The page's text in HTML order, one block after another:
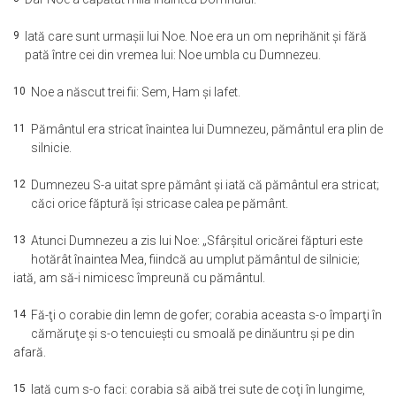
9
Iată care sunt urmaşii lui Noe. Noe era un om neprihănit şi fără
pată între cei din vremea lui: Noe umbla cu Dumnezeu.
10 Noe a născut trei fii: Sem, Ham şi Iafet.
11 Pământul era stricat înaintea lui Dumnezeu, pământul era plin de
silnicie.
12 Dumnezeu S-a uitat spre pământ şi iată că pământul era stricat;
căci orice făptură îşi stricase calea pe pământ.
13 Atunci Dumnezeu a zis lui Noe: „Sfârşitul oricărei făpturi este
hotărât înaintea Mea, fiindcă au umplut pământul de silnicie;
iată, am să-i nimicesc împreună cu pământul.
14 Fă-ţi o corabie din lemn de gofer; corabia aceasta s-o împarţi în
cămăruţe şi s-o tencuieşti cu smoală pe dinăuntru şi pe din
afară.
15
Iată cum s-o faci: corabia să aibă trei sute de coţi în lungime,